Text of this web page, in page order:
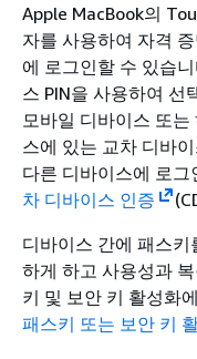
Apple MacBook의
자를 사용하여 자격
에 로그인할 수 있습
스 PIN을 사용하여 선
모바일 디바이스 또
스에 있는 교차 디바
다른 디바이스에 로
차 디바이스 인증
디바이스 간에 패스키
하게 하고 사용성과
키 및 보안 키 활성화
패스키 또는 보안 키